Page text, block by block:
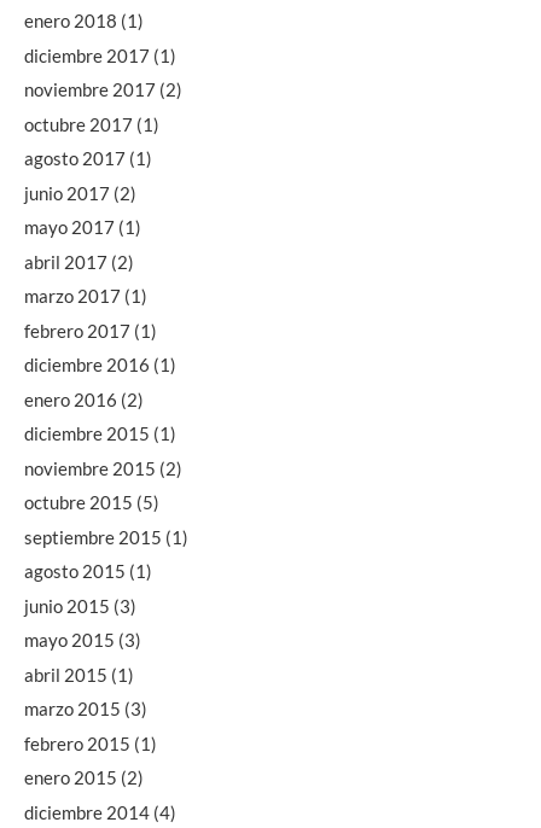
enero 2018 (1)
diciembre 2017 (1)
noviembre 2017 (2)
octubre 2017 (1)
agosto 2017 (1)
junio 2017 (2)
mayo 2017 (1)
abril 2017 (2)
marzo 2017 (1)
febrero 2017 (1)
diciembre 2016 (1)
enero 2016 (2)
diciembre 2015 (1)
noviembre 2015 (2)
octubre 2015 (5)
septiembre 2015 (1)
agosto 2015 (1)
junio 2015 (3)
mayo 2015 (3)
abril 2015 (1)
marzo 2015 (3)
febrero 2015 (1)
enero 2015 (2)
diciembre 2014 (4)